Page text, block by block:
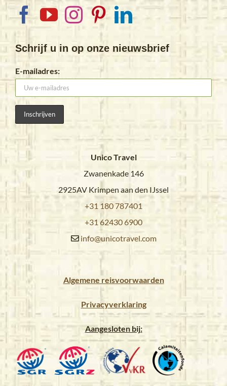
Schrijf u in op onze nieuwsbrief
E-mailadres:
Unico Travel
Zwanenkade 146
2925AV Krimpen aan den IJssel
+31 180 787401
+31 62430 6900
info@unicotravel.com
Algemene reisvoorwaarden
Privacyverklaring
Aangesloten bij: